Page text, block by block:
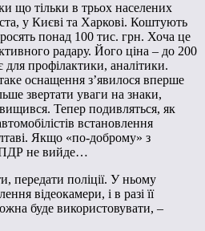
що тільки в трьох населених
у Києві та Харкові. Коштують
понад 100 тис. грн. Хоча це
радару. Його ціна – до 200
профілактики, аналітики.
оснащення з’явилося вперше
звертати уваги на знаки,
Тепер подивляться, як
встановлення
Якщо «по-доброму» з
ПДР не вийде…
передати поліції. У ньому
відеокамери, і в разі її
буде використовувати, –